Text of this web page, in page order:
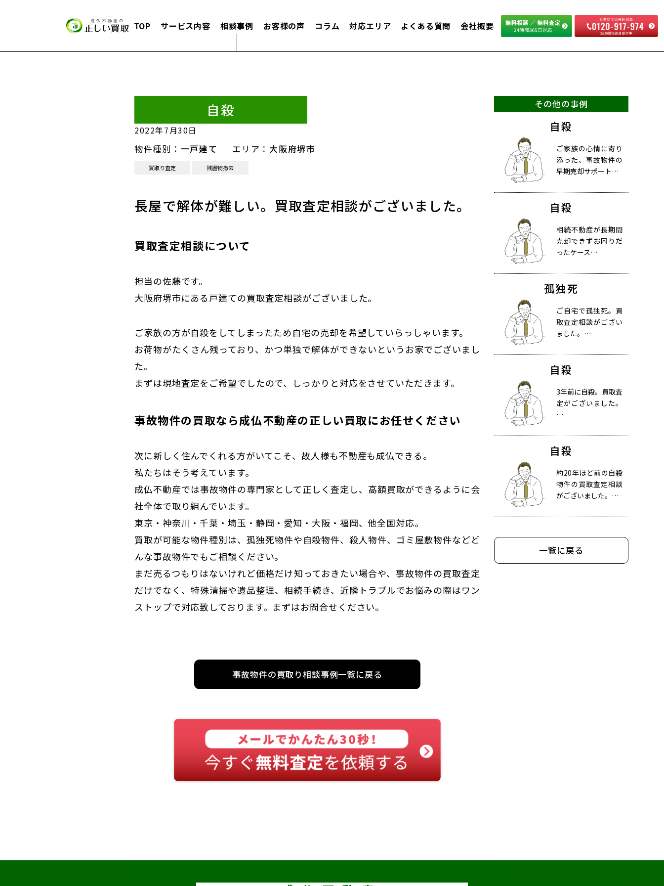
TOP サービス内容 相談事例 お客様の声 コラム 対応エリア よくある質問 会社概要
自殺
2022年7月30日
物件種別： 一戸建て エリア： 大阪府堺市
買取り査定 残置物撤去
長屋で解体が難しい。買取査定相談がございました。
買取査定相談について
担当の佐藤です。
大阪府堺市にある戸建ての買取査定相談がございました。
ご家族の方が自殺をしてしまったため自宅の売却を希望していらっしゃいます。
お荷物がたくさん残っており、かつ単独で解体ができないというお家でございまし
た。
まずは現地査定をご希望でしたので、しっかりと対応をさせていただきます。
事故物件の買取なら成仏不動産の正しい買取にお任せください
次に新しく住んでくれる方がいてこそ、故人様も不動産も成仏できる。
私たちはそう考えています。
成仏不動産では事故物件の専門家として正しく査定し、高額買取ができるように会
社全体で取り組んでいます。
東京・神奈川・千葉・埼玉・静岡・愛知・大阪・福岡、他全国対応。
買取が可能な物件種別は、孤独死物件や自殺物件、殺人物件、ゴミ屋敷物件などど
んな事故物件でもご相談ください。
まだ売るつもりはないけれど価格だけ知っておきたい場合や、事故物件の買取査定
だけでなく、特殊清掃や遺品整理、相続手続き、近隣トラブルでお悩みの際はワン
ストップで対応致しております。まずはお問合せください。
事故物件の買取り相談事例一覧に戻る
その他の事例
自殺
ご家族の心情に寄り
添った、事故物件の
早期売却サポート…
自殺
相続不動産が長期間
売却できずお困りだ
ったケース…
孤独死
ご自宅で孤独死。買
取査定相談がござい
ました。…
自殺
3年前に自殺。買取査
定がございました。
…
自殺
約20年ほど前の自殺
物件の買取査定相談
がございました。…
一覧に戻る